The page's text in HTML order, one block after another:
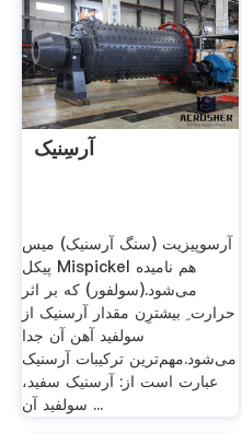
آرسِنیک
آرسوپیزیت (سنگ آرسنیک) میس
پیکل Mispickel هم نامیده
می‌شود.(سولفور) که بر اثر
حرارت ِ بیشترِن مقدار آرسنیک از
سولفید آهن آن جدا
می‌شود.مهم‌ترین ترکیبات آرسنیک
عبارت است از: آرسنیک سفید،
سولفید آن ...